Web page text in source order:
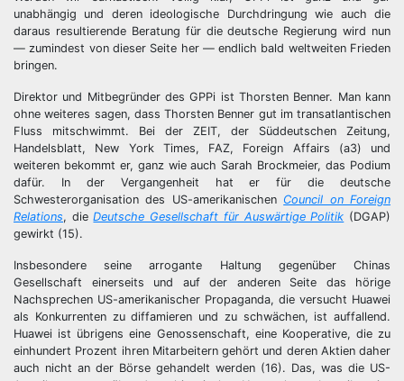
unabhängig und deren ideologische Durchdringung wie auch die
daraus resultierende Beratung für die deutsche Regierung wird nun
— zumindest von dieser Seite her — endlich bald weltweiten Frieden
bringen.
Direktor und Mitbegründer des GPPi ist Thorsten Benner. Man kann
ohne weiteres sagen, dass Thorsten Benner gut im transatlantischen
Fluss mitschwimmt. Bei der ZEIT, der Süddeutschen Zeitung,
Handelsblatt, New York Times, FAZ, Foreign Affairs (a3) und
weiteren bekommt er, ganz wie auch Sarah Brockmeier, das Podium
dafür. In der Vergangenheit hat er für die deutsche
Schwesterorganisation des US-amerikanischen Council on Foreign
Relations, dieDeutsche Gesellschaft für Auswärtige Politik (DGAP)
gewirkt (15).
Insbesondere seine arrogante Haltung gegenüber Chinas
Gesellschaft einerseits und auf der anderen Seite das hörige
Nachsprechen US-amerikanischer Propaganda, die versucht Huawei
als Konkurrenten zu diffamieren und zu schwächen, ist auffallend.
Huawei ist übrigens eine Genossenschaft, eine Kooperative, die zu
einhundert Prozent ihren Mitarbeitern gehört und deren Aktien daher
auch nicht an der Börse gehandelt werden (16). Das, was die US-